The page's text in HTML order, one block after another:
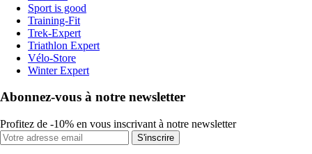
Sport is good
Training-Fit
Trek-Expert
Triathlon Expert
Vélo-Store
Winter Expert
Abonnez-vous à notre newsletter
Profitez de -10% en vous inscrivant à notre newsletter
S'inscrire